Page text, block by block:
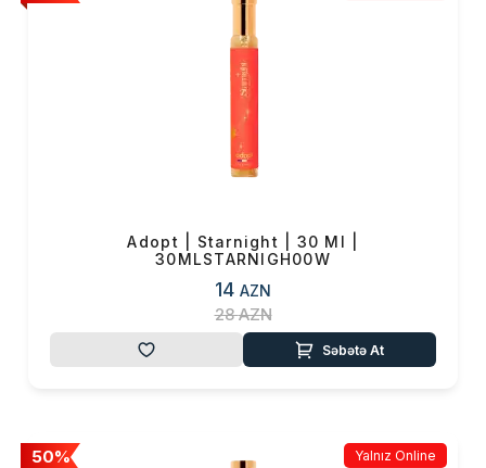
Adopt | Starnight | 30 Ml |
30MLSTARNIGH00W
14 AZN
28AZN
Səbətə At
50% Yalnız Online